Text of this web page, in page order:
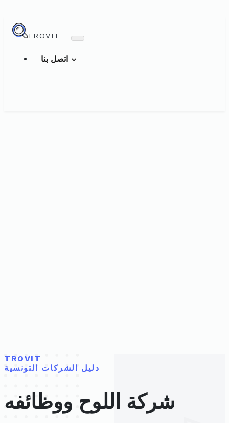
TROVIT
TROVIT
دليل الشركات التونسية
شركة اللوح ووظائفه